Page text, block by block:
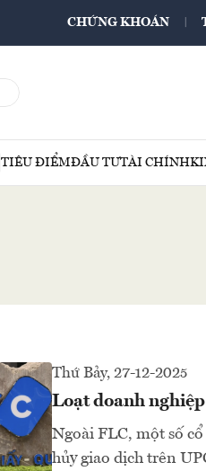
CHỨNG KHOÁN
TIÊU ĐIỂMĐẦU TƯTÀI CHÍNH
Thứ Bảy, 27-12-2025
Loạt doanh
Ngoài FLC, một số
hủy giao dịch trên